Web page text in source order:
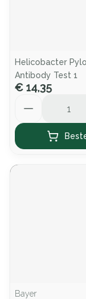
Helicobacter
Antibody Test 1
€ 14,35
Bayer